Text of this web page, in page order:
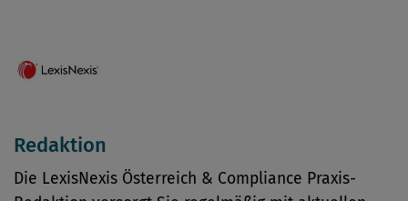
Redaktion
Die LexisNexis Österreich & Compliance Praxis-